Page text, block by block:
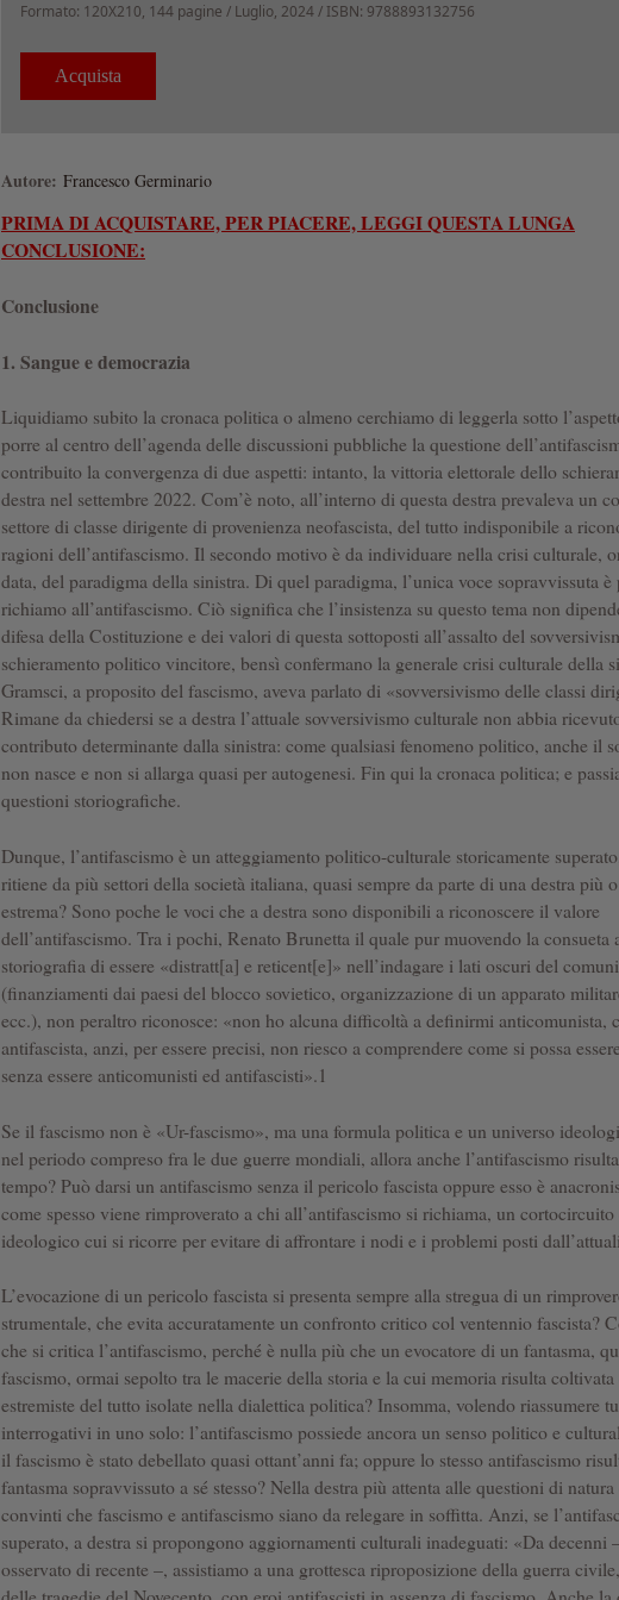
Formato: 120X210, 144 pagine / Luglio, 2024/ ISBN: 9788893132756
Autore: Francesco Germinario
PRIMA DI ACQUISTARE, PER PIACERE, LEGGI QUESTA LUNGA
CONCLUSIONE:
Conclusione
1. Sangue e democrazia
Liquidiamo subito la cronaca politica o almeno cerchiamo di leggerla sotto
porre al centro dell’agenda delle discussioni pubbliche la questione
contribuito la convergenza di due aspetti: intanto, la vittoria elettorale dello
destra nel settembre 2022. Com’è noto, all’interno di questa destra prevaleva un
settore di classe dirigente di provenienza neofascista, del tutto indisponibile a
ragioni dell’antifascismo. Il secondo motivo è da individuare nella crisi culturale,
data, del paradigma della sinistra. Di quel paradigma, l’unica voce sopravvissuta
richiamo all’antifascismo. Ciò significa che l’insistenza su questo tema non
difesa della Costituzione e dei valori di questa sottoposti all’assalto del
schieramento politico vincitore, bensì confermano la generale crisi culturale della
Gramsci, a proposito del fascismo, aveva parlato di «sovversivismo delle classi
Rimane da chiedersi se a destra l’attuale sovversivismo culturale non abbia
contributo determinante dalla sinistra: come qualsiasi fenomeno politico, anche il
non nasce e non si allarga quasi per autogenesi. Fin qui la cronaca politica; e
questioni storiografiche.
Dunque, l’antifascismo è un atteggiamento politico-culturale storicamente
ritiene da più settori della società italiana, quasi sempre da parte di una destra più
estrema? Sono poche le voci che a destra sono disponibili a riconoscere il valore
dell’antifascismo. Tra i pochi, Renato Brunetta il quale pur muovendo la consueta
storiografia di essere «distratt[a] e reticent[e]» nell’indagare i lati oscuri del
(finanziamenti dai paesi del blocco sovietico, organizzazione di un apparato
ecc.), non peraltro riconosce: «non ho alcuna difficoltà a definirmi anticomunista,
antifascista, anzi, per essere precisi, non riesco a comprendere come si possa
senza essere anticomunisti ed antifascisti».1
Se il fascismo non è «Ur-fascismo», ma una formula politica e un universo
nel periodo compreso fra le due guerre mondiali, allora anche l’antifascismo
tempo? Può darsi un antifascismo senza il pericolo fascista oppure esso è
come spesso viene rimproverato a chi all’antifascismo si richiama, un
ideologico cui si ricorre per evitare di affrontare i nodi e i problemi posti
L’evocazione di un pericolo fascista si presenta sempre alla stregua di un
strumentale, che evita accuratamente un confronto critico col ventennio fascista?
che si critica l’antifascismo, perché è nulla più che un evocatore di un fantasma,
fascismo, ormai sepolto tra le macerie della storia e la cui memoria risulta coltivata
estremiste del tutto isolate nella dialettica politica? Insomma, volendo riassumere
interrogativi in uno solo: l’antifascismo possiede ancora un senso politico e
il fascismo è stato debellato quasi ottant’anni fa; oppure lo stesso antifascismo
fantasma sopravvissuto a sé stesso? Nella destra più attenta alle questioni di
convinti che fascismo e antifascismo siano da relegare in soffitta. Anzi, se
superato, a destra si propongono aggiornamenti culturali inadeguati: «Da decenni
osservato di recente –, assistiamo a una grottesca riproposizione della guerra